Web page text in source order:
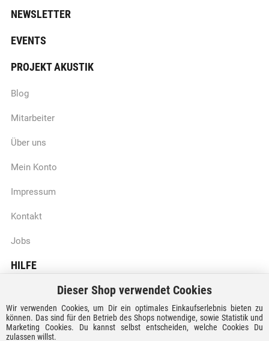
NEWSLETTER
EVENTS
PROJEKT AKUSTIK
Blog
Mitarbeiter
Über uns
Mein Konto
Impressum
Kontakt
Jobs
HILFE
Batteriegesetzhinweise
Vertrag widerrufen
Dieser Shop verwendet Cookies
Wir verwenden Cookies, um Dir ein optimales Einkaufserlebnis bieten zu
können. Das sind für den Betrieb des Shops notwendige, sowie Statistik und
Marketing Cookies. Du kannst selbst entscheiden, welche Cookies Du
zulassen willst.